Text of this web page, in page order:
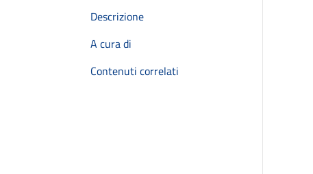
Descrizione
A cura di
Contenuti correlati